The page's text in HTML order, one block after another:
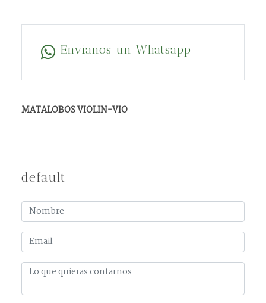
Envíanos un Whatsapp
MATALOBOS VIOLIN-VIO
default